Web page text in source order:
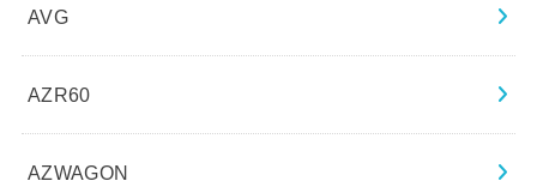
AVG
AZR60
AZWAGON